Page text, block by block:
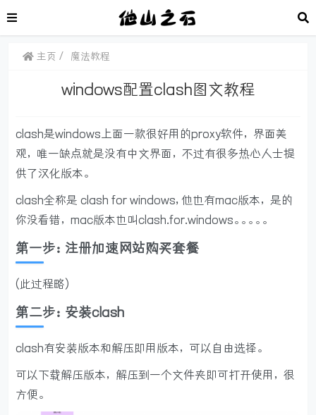
主页 魔法教程
windows配置clash图文教程
clash是windows上面一款很好用的proxy软件，界面美
观，唯一缺点就是没有中文界面，不过有很多热心人士提
供了汉化版本。
clash全称是 clash for windows, 他也有mac版本，是的
你没看错，mac版本也叫clash.for.windows。。。。。
第一步：注册加速网站购买套餐
(此过程略)
第二步：安装clash
clash有安装版本和解压即用版本，可以自由选择。
可以下载解压版本，解压到一个文件夹即可打开使用，很
方便。